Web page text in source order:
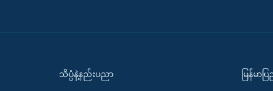
သိပ္ပံနဲ့နည်းပညာ မြန်မာပ